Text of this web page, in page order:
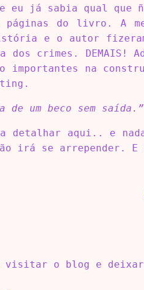
eu já sabia qual que
páginas do livro. A
e o autor
dos crimes.
importantes na
de um beco sem saída.”
detalhar aqui.. e
irá se arrepender. E
visitar o blog e